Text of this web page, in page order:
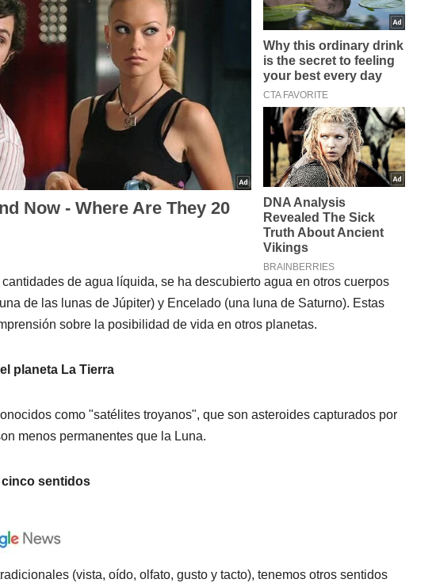
de agua líquida, se ha descubierto agua en otros cuerpos
de las lunas de Júpiter) y Encelado (una luna de Saturno). Estas
sobre la posibilidad de vida en otros planetas.
planeta La Tierra
como "satélites troyanos", que son asteroides capturados por
menos permanentes que la Luna.
cinco sentidos
(vista, oído, olfato, gusto y tacto), tenemos otros sentidos